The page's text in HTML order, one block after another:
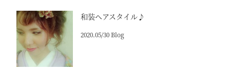
和装ヘアスタイル♪
2020.05/30 Blog